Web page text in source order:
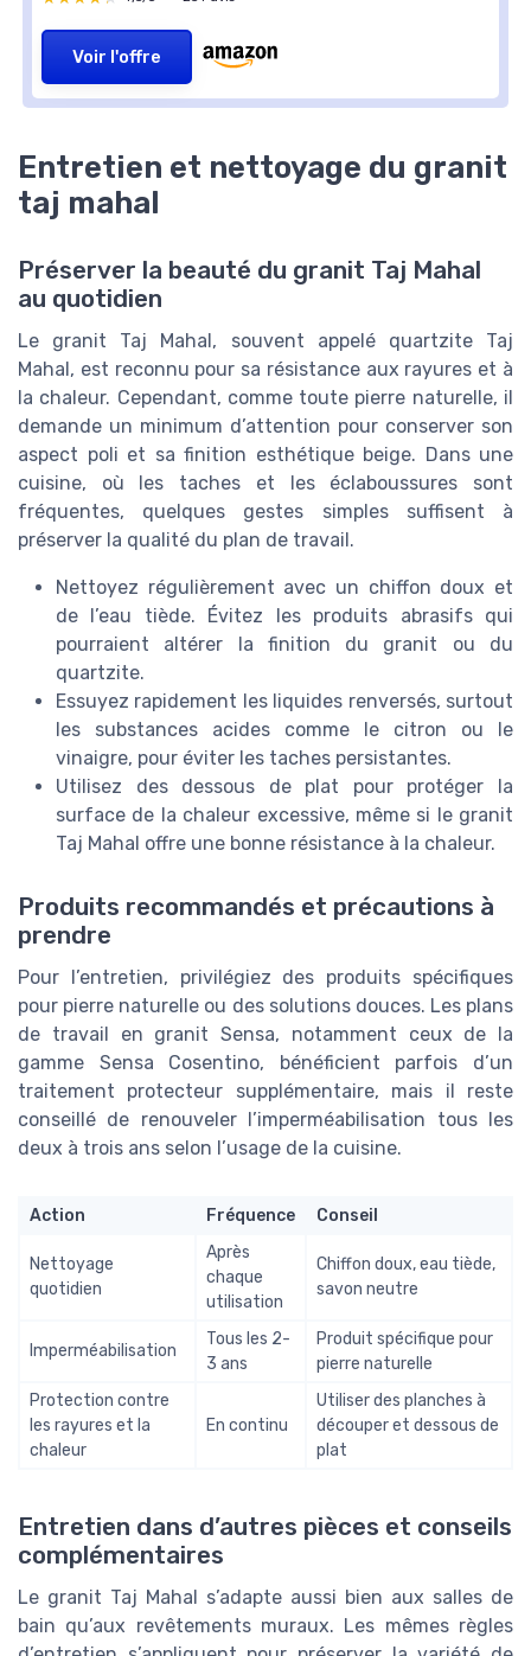
Voir l'offre
Entretien et nettoyage du granit
taj mahal
Préserver la beauté du granit Taj Mahal
au quotidien
Le granit Taj Mahal, souvent appelé quartzite Taj
Mahal, est reconnu pour sa résistance aux rayures et à
la chaleur. Cependant, comme toute pierre naturelle, il
demande un minimum d’attention pour conserver son
aspect poli et sa finition esthétique beige. Dans une
cuisine, où les taches et les éclaboussures sont
fréquentes, quelques gestes simples suffisent à
préserver la qualité du plan de travail.
Nettoyez régulièrement avec un chiffon doux et
de l’eau tiède. Évitez les produits abrasifs qui
pourraient altérer la finition du granit ou du
quartzite.
Essuyez rapidement les liquides renversés, surtout
les substances acides comme le citron ou le
vinaigre, pour éviter les taches persistantes.
Utilisez des dessous de plat pour protéger la
surface de la chaleur excessive, même si le granit
Taj Mahal offre une bonne résistance à la chaleur.
Produits recommandés et précautions à
prendre
Pour l’entretien, privilégiez des produits spécifiques
pour pierre naturelle ou des solutions douces. Les plans
de travail en granit Sensa, notamment ceux de la
gamme Sensa Cosentino, bénéficient parfois d’un
traitement protecteur supplémentaire, mais il reste
conseillé de renouveler l’imperméabilisation tous les
deux à trois ans selon l’usage de la cuisine.
Action Fréquence Conseil
Nettoyage
quotidien
Après
chaque
utilisation
Chiffon doux, eau tiède,
savon neutre
Imperméabilisation
Tous les 2-
3 ans
Produit spécifique pour
pierre naturelle
Protection contre
les rayures et la
chaleur
En continu
Utiliser des planches à
découper et dessous de
plat
Entretien dans d’autres pièces et conseils
complémentaires
Le granit Taj Mahal s’adapte aussi bien aux salles de
bain qu’aux revêtements muraux. Les mêmes règles